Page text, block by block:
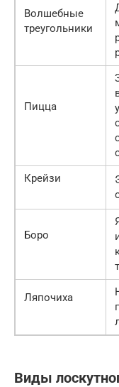
Волшебные
треугольники
Пицца
Крейзи
Боро
Ляпочиха
Виды